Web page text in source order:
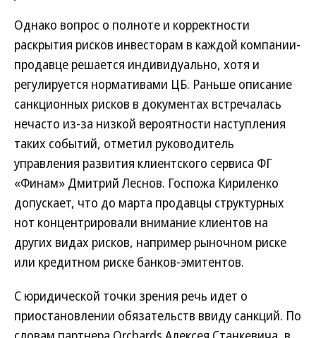
Однако вопрос о полноте и корректности
раскрытия рисков инвесторам в каждой компании-
продавце решается индивидуально, хотя и
регулируется нормативами ЦБ. Раньше описание
санкционных рисков в документах встречалась
нечасто из-за низкой вероятности наступления
таких событий, отметил руководитель
управления развития клиентского сервиса ФГ
«Финам» Дмитрий Леснов. Госпожа Кириленко
допускает, что до марта продавцы структурных
нот концентрировали внимание клиентов на
других видах рисков, например рыночном риске
или кредитном риске банков-эмитентов.
С юридической точки зрения речь идет о
приостановлении обязательств ввиду санкций. По